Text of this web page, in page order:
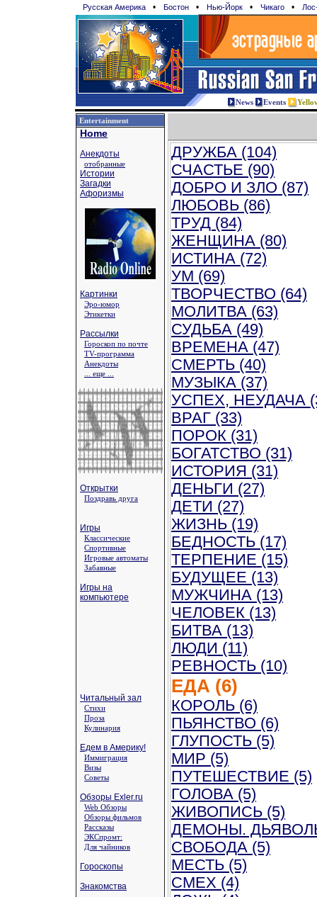
Русская Америка • Бостон • Нью-Йорк • Чикаго •
News Events
Entertainment
Home
Анекдоты
отобранные
Истории
Загадки
Афоризмы
Картинки
Эро-юмор
Этикетки
Рассылки
Гороскоп по почте
TV-программа
Анекдоты
... еще ...
Открытки
Поздравь друга
Игры
Классические
Спортивные
Игровые автоматы
Забавные
Игры на
компьютере
Читальный зал
Стихи
Проза
Кулинария
Едем в Америку!
Иммиграция
Визы
Советы
Обзоры Exler.ru
Web Обзоры
Обзоры фильмов
Рассказы
ЭКСпромт:
Для чайников
Гороскопы
Знакомства
ДРУЖБА (104)
СЧАСТЬЕ (90)
ДОБРО И ЗЛО (87)
ЛЮБОВЬ (86)
ТРУД (84)
ЖЕНЩИНА (80)
ИСТИНА (72)
УМ (69)
ТВОРЧЕСТВО (64)
МОЛИТВА (63)
СУДЬБА (49)
ВРЕМЕНА (47)
СМЕРТЬ (40)
МУЗЫКА (37)
УСПЕХ, НЕУДАЧА
ВРАГ (33)
ПОРОК (31)
БОГАТСТВО (31)
ИСТОРИЯ (31)
ДЕНЬГИ (27)
ДЕТИ (27)
ЖИЗНЬ (19)
БЕДНОСТЬ (17)
ТЕРПЕНИЕ (15)
БУДУЩЕЕ (13)
МУЖЧИНА (13)
ЧЕЛОВЕК (13)
БИТВА (13)
ЛЮДИ (11)
РЕВНОСТЬ (10)
ЕДА (6)
КОРОЛЬ (6)
ПЬЯНСТВО (6)
ГЛУПОСТЬ (5)
МИР (5)
ПУТЕШЕСТВИЕ (5)
ГОЛОВА (5)
ЖИВОПИСЬ (5)
ДЕМОНЫ.
СВОБОДА (5)
МЕСТЬ (5)
СМЕХ (4)